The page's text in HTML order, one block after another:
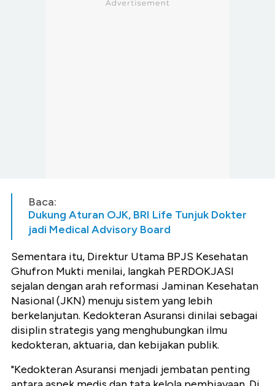
Baca:
Dukung Aturan OJK, BRI Life Tunjuk Dokter
jadi Medical Advisory Board
Sementara itu, Direktur Utama BPJS Kesehatan
Ghufron Mukti menilai, langkah PERDOKJASI
sejalan dengan arah reformasi Jaminan Kesehatan
Nasional (JKN) menuju sistem yang lebih
berkelanjutan. Kedokteran Asuransi dinilai sebagai
disiplin strategis yang menghubungkan ilmu
kedokteran, aktuaria, dan kebijakan publik.
"Kedokteran Asuransi menjadi jembatan penting